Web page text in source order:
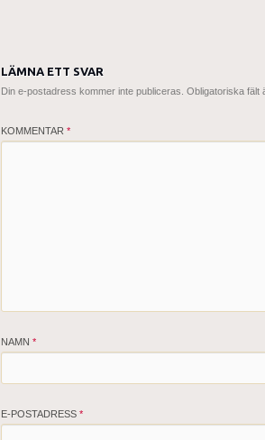
LÄMNA ETT SVAR
Din e-postadress kommer inte publiceras. Obligatoriska fält
KOMMENTAR *
NAMN *
E-POSTADRESS *